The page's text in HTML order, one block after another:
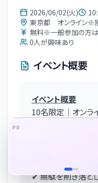
2026/06/02(火)
東京都 オンライン※
無料※一般参加の方は
0人が興味あり
イベント概要
イベント概要
10名限定｜オンラ
✔ 無駄を削ぎ落と
PR